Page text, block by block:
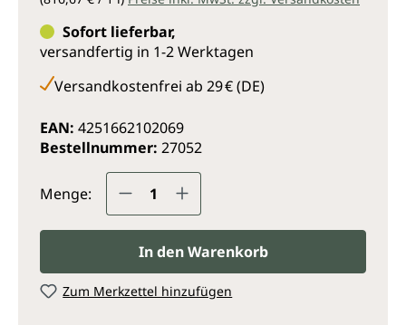
Sofort lieferbar,
versandfertig in 1-2 Werktagen
Versandkostenfrei ab 29 € (DE)
EAN: 4251662102069
Bestellnummer: 27052
Menge: Produkt Anzahl: Gib den
In den Warenkorb
Zum Merkzettel hinzufügen